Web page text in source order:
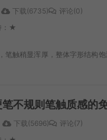
下载(6735) 评论(0)
：★
触稍显浑厚，整体字形结构
不规则笔触质感的
下载(5696) 评论(7)